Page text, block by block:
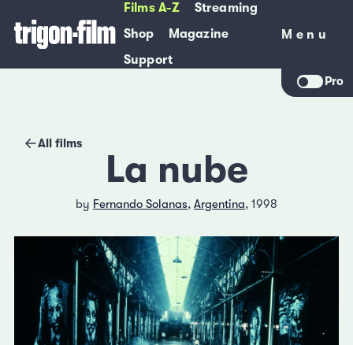
Films A-Z
Streaming
Shop
Magazine
Support
Menu
Menu
Pro
All films
La nube
by Fernando Solanas, Argentina, 1998